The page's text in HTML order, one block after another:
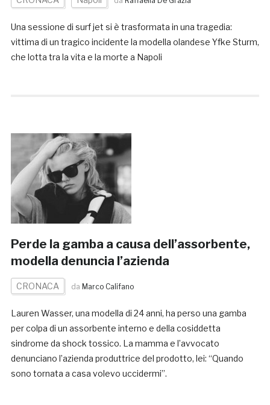
Una sessione di surf jet si è trasformata in una tragedia:
vittima di un tragico incidente la modella olandese Yfke Sturm,
che lotta tra la vita e la morte a Napoli
Perde la gamba a causa dell’assorbente,
modella denuncia l’azienda
CRONACA da Marco Califano
Lauren Wasser, una modella di 24 anni, ha perso una gamba
per colpa di un assorbente interno e della cosiddetta
sindrome da shock tossico. La mamma e l’avvocato
denunciano l’azienda produttrice del prodotto, lei: “Quando
sono tornata a casa volevo uccidermi”.